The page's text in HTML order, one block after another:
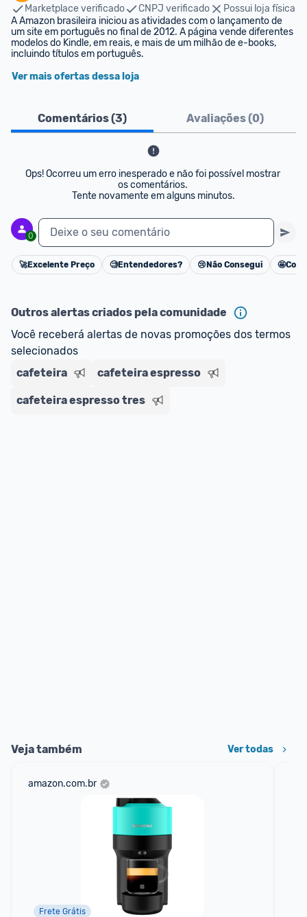
Marketplace verificado
CNPJ verificado
Possui loja física
A Amazon brasileira iniciou as atividades com o lançamento de
um site em português no final de 2012. A página vende diferentes
modelos do Kindle, em reais, e mais de um milhão de e-books,
incluindo títulos em português.
Ver mais ofertas dessa loja
Comentários (3) Avaliações (0)
Ops! Ocorreu um erro inesperado e não foi possível mostrar
os comentários.
Tente novamente em alguns minutos.
0 Deixe o seu comentário
Cancelar
🚀Excelente Preço 🧐Entendedores? 😢 Não Consegui 🤩
Outros alertas criados pela comunidade
Você receberá alertas de novas promoções dos termos
selecionados
cafeteira
cafeteira espresso
cafeteira espresso tres
Veja também Ver todas
amazon.com.br
Frete Grátis